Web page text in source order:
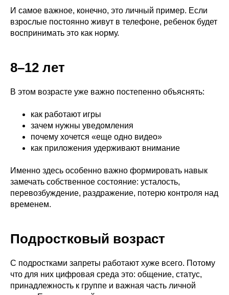
И самое важное, конечно, это личный пример. Если
взрослые постоянно живут в телефоне, ребенок будет
воспринимать это как норму.
8–12 лет
В этом возрасте уже важно постепенно объяснять:
как работают игры
зачем нужны уведомления
почему хочется «еще одно видео»
как приложения удерживают внимание
Именно здесь особенно важно формировать навык
замечать собственное состояние: усталость,
перевозбуждение, раздражение, потерю контроля над
временем.
Подростковый возраст
С подростками запреты работают хуже всего. Потому
что для них цифровая среда это: общение, статус,
принадлежность к группе и важная часть личной